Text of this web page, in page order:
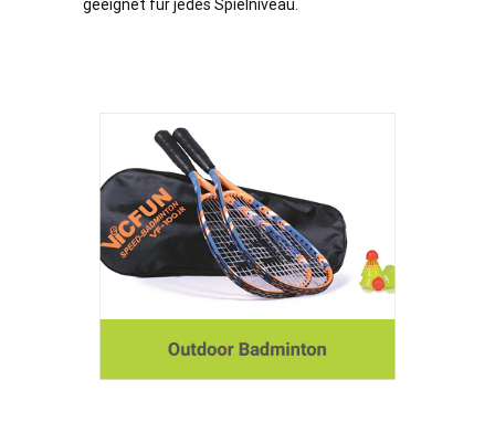
geeignet für jedes Spielniveau.